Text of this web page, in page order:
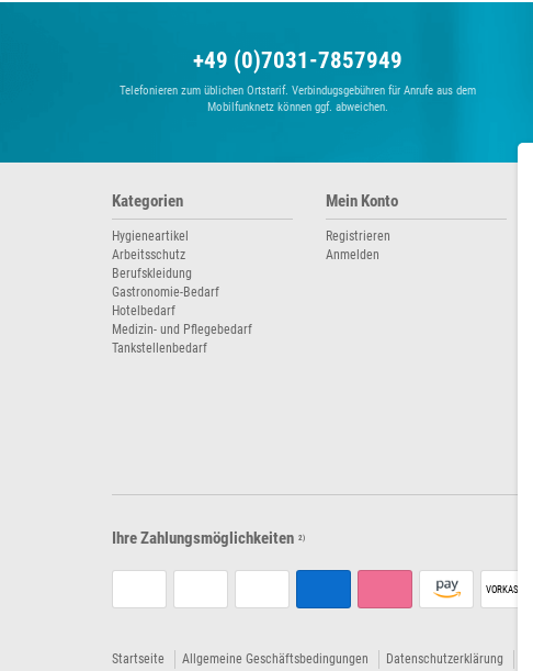
+49 (0)7031-7857949
Telefonieren zum üblichen Ortstarif. Verbindugsgebühren für Anrufe aus dem
Mobilfunknetz können ggf. abweichen.
Kategorien
Hygieneartikel
Arbeitsschutz
Berufskleidung
Gastronomie-Bedarf
Hotelbedarf
Medizin- und Pflegebedarf
Tankstellenbedarf
Mein Konto
Registrieren
Anmelden
Ihre Zahlungsmöglichkeiten 2)
VORKASSE
Startseite Allgemeine Geschäftsbedingungen Datenschutzerklärung